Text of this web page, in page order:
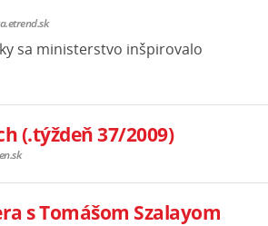
sa ministerstvo inšpirovalo
(.týždeň 37/2009)
s Tomášom Szalayom